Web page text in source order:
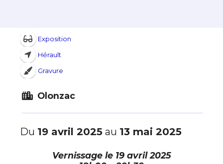
Exposition
Hérault
Gravure
Olonzac
Du 19 avril 2025 au 13 mai 2025
Vernissage le 19 avril 2025